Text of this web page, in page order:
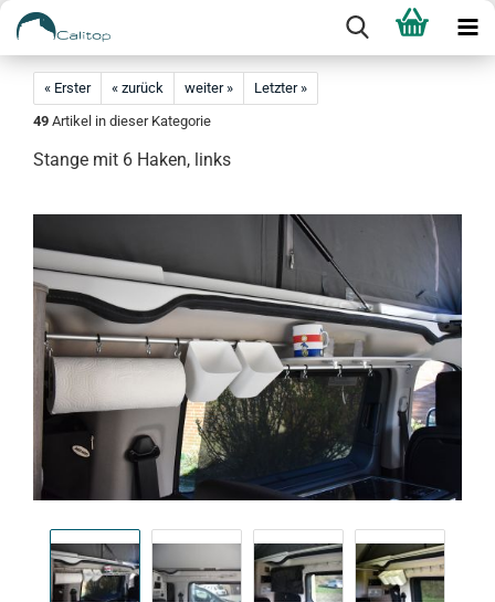
« Erster « zurück weiter »
Letzter »
49 Artikel in dieser Kategorie
Stange mit 6 Haken, links